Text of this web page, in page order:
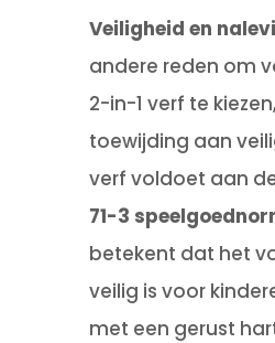
Veiligheid en
andere reden om
2-in-1 verf te
toewijding aan
verf voldoet aan
71-3
betekent dat het
veilig is voor
met een gerust